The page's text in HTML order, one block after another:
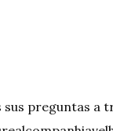
preguntas a